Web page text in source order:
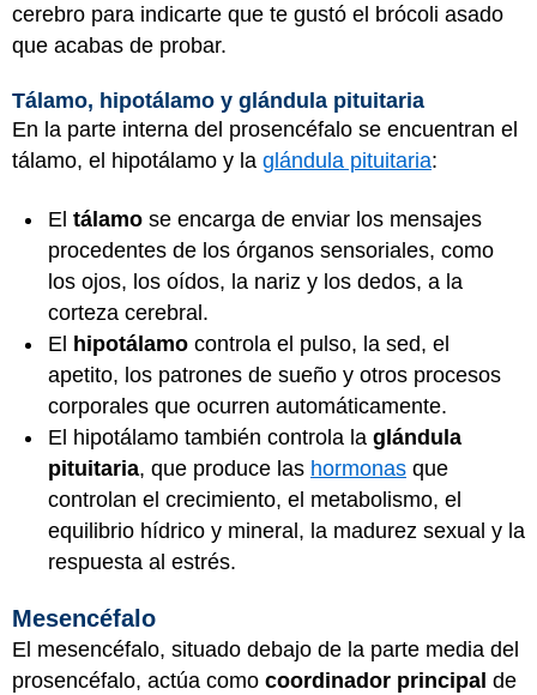
cerebro para indicarte que te gustó el brócoli asado
que acabas de probar.
Tálamo, hipotálamo y glándula pituitaria
En la parte interna del prosencéfalo se encuentran el
tálamo, el hipotálamo y la glándula pituitaria:
El tálamo se encarga de enviar los mensajes
procedentes de los órganos sensoriales, como
los ojos, los oídos, la nariz y los dedos, a la
corteza cerebral.
El hipotálamo controla el pulso, la sed, el
apetito, los patrones de sueño y otros procesos
corporales que ocurren automáticamente.
El hipotálamo también controla la glándula
pituitaria, que produce las hormonas que
controlan el crecimiento, el metabolismo, el
equilibrio hídrico y mineral, la madurez sexual y la
respuesta al estrés.
Mesencéfalo
El mesencéfalo, situado debajo de la parte media del
prosencéfalo, actúa como coordinador principal de